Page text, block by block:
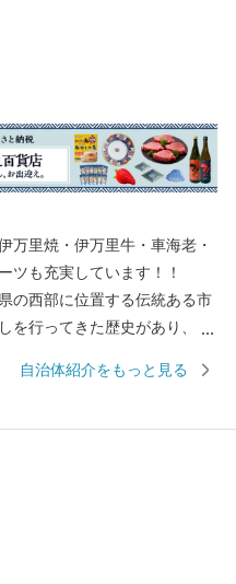
ーツも充実しています！！
を行ってきた歴史があり、伊
が集まり、心にゆとりある生
管し、第三者に譲渡・提供
るふるさと納税関連イベント
自治体紹介をもっと見る